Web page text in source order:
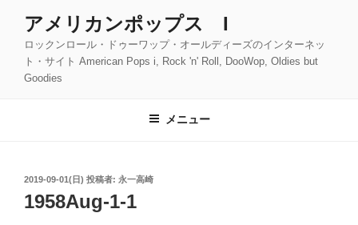
アメリカンポップス I
ロックンロール・ドゥーワップ・オールディーズのインターネッ
ト・サイト American Pops i, Rock 'n' Roll, DooWop, Oldies but
Goodies
メニュー
投
稿
日:
2019-09-01(日) 投稿者: 永一高崎
1958Aug-1-1